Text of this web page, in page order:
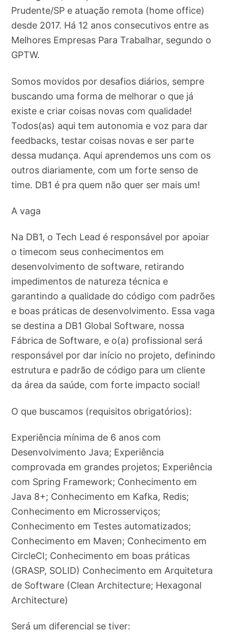
Prudente/SP e atuação remota (home office)
desde 2017. Há 12 anos consecutivos entre as
Melhores Empresas Para Trabalhar, segundo o
GPTW.
Somos movidos por desafios diários, sempre
buscando uma forma de melhorar o que já
existe e criar coisas novas com qualidade!
Todos(as) aqui tem autonomia e voz para dar
feedbacks, testar coisas novas e ser parte
dessa mudança. Aqui aprendemos uns com os
outros diariamente, com um forte senso de
time. DB1 é pra quem não quer ser mais um!
A vaga
Na DB1, o Tech Lead é responsável por apoiar
o timecom seus conhecimentos em
desenvolvimento de software, retirando
impedimentos de natureza técnica e
garantindo a qualidade do código com padrões
e boas práticas de desenvolvimento. Essa vaga
se destina a DB1 Global Software, nossa
Fábrica de Software, e o(a) profissional será
responsável por dar início no projeto, definindo
estrutura e padrão de código para um cliente
da área da saúde, com forte impacto social!
O que buscamos (requisitos obrigatórios):
Experiência mínima de 6 anos com
Desenvolvimento Java; Experiência
comprovada em grandes projetos; Experiência
com Spring Framework; Conhecimento em
Java 8+; Conhecimento em Kafka, Redis;
Conhecimento em Microsserviços;
Conhecimento em Testes automatizados;
Conhecimento em Maven; Conhecimento em
CircleCI; Conhecimento em boas práticas
(GRASP, SOLID) Conhecimento em Arquitetura
de Software (Clean Architecture; Hexagonal
Architecture)
Será um diferencial se tiver: